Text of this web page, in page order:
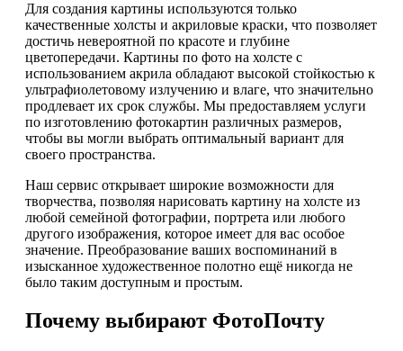
Для создания картины используются только
качественные холсты и акриловые краски, что позволяет
достичь невероятной по красоте и глубине
цветопередачи. Картины по фото на холсте с
использованием акрила обладают высокой стойкостью к
ультрафиолетовому излучению и влаге, что значительно
продлевает их срок службы. Мы предоставляем услуги
по изготовлению фотокартин различных размеров,
чтобы вы могли выбрать оптимальный вариант для
своего пространства.
Наш сервис открывает широкие возможности для
творчества, позволяя нарисовать картину на холсте из
любой семейной фотографии, портрета или любого
другого изображения, которое имеет для вас особое
значение. Преобразование ваших воспоминаний в
изысканное художественное полотно ещё никогда не
было таким доступным и простым.
Почему выбирают ФотоПочту